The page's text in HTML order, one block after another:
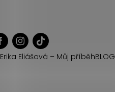
Erika Eliášová – Můj příběhBLOG